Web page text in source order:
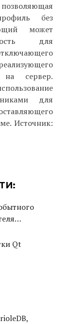
без
может
для
на сервер.
для
Источник:
Qt